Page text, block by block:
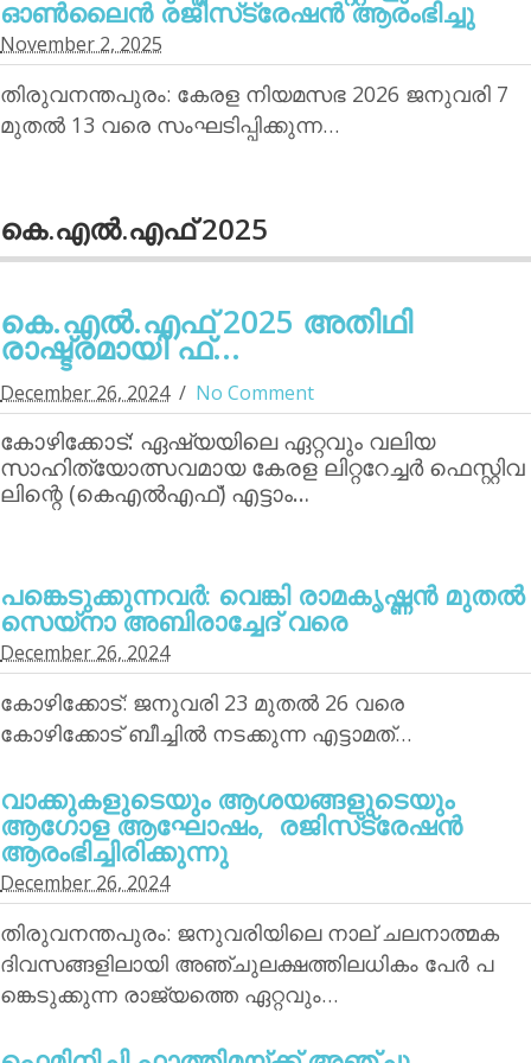
ഓണ്‍ലൈന്‍ രജിസ്‌ട്രേഷന്‍ ആരംഭിച്ചു
November 2, 2025
തിരുവനന്തപുരം: കേരള നിയമസഭ 2026 ജനുവരി 7
മുതല്‍ 13 വരെ സംഘടിപ്പിക്കുന്ന…
കെ.എല്‍.എഫ് 2025
കെ.എല്‍.എഫ് 2025 അതിഥി
രാഷ്ട്രമായി ഫ്...
December 26, 2024 No Comment
കോഴിക്കോട്: ഏഷ്യയിലെ ഏറ്റവും വലിയ
സാഹിത്യോത്സവമായ കേരള ലിറ്ററേച്ചര്‍ ഫെസ്റ്റിവ
ലിന്റെ (കെഎല്‍എഫ്) എട്ടാം…
പങ്കെടുക്കുന്നവര്‍: വെങ്കി രാമകൃഷ്ണന്‍ മുതല്‍
സെയ്‌നാ അബിരാച്ചേദ് വരെ
December 26, 2024
കോഴിക്കോട്: ജനുവരി 23 മുതല്‍ 26 വരെ
കോഴിക്കോട് ബീച്ചില്‍ നടക്കുന്ന എട്ടാമത്…
വാക്കുകളുടെയും ആശയങ്ങളുടെയും
ആഗോള ആഘോഷം, രജിസ്‌ട്രേഷന്‍
ആരംഭിച്ചിരിക്കുന്നു
December 26, 2024
തിരുവനന്തപുരം: ജനുവരിയിലെ നാല് ചലനാത്മക
ദിവസങ്ങളിലായി അഞ്ചുലക്ഷത്തിലധികം പേര്‍ പ
ങ്കെടുക്കുന്ന രാജ്യത്തെ ഏറ്റവും…